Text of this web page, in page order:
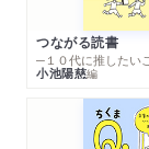
つながる読書
─１０代に推したい
小池陽慈編